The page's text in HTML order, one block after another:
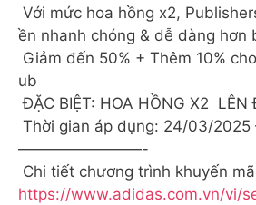
Với mức hoa hồng x2,
ền nhanh chóng & dễ dàng hơn
Giảm đến 50% + Thêm 10%
ub
ĐẶC BIỆT: HOA HỒNG X2 LÊN
Thời gian áp dụng: 24/03/
————————-
Chi tiết chương trình khuyến
https://www.adidas.com.vn/vi/